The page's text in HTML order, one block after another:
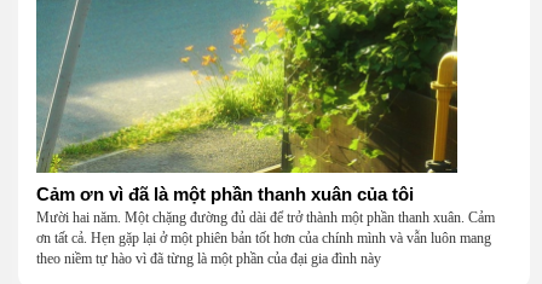
Cảm ơn vì đã là một phần thanh xuân của tôi
Mười hai năm. Một chặng đường đủ dài để trở thành một phần thanh xuân. Cảm
ơn tất cả. Hẹn gặp lại ở một phiên bản tốt hơn của chính mình và vẫn luôn mang
theo niềm tự hào vì đã từng là một phần của đại gia đình này